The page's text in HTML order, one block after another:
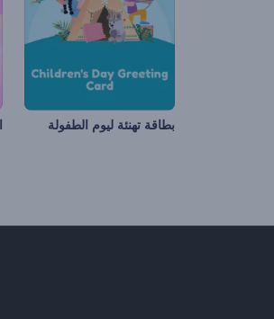
بطاقة تهنئة ليوم الطفولة